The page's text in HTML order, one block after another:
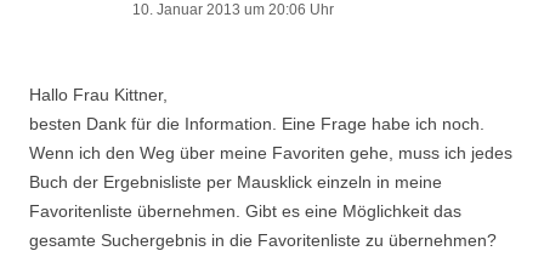
10. Januar 2013 um 20:06 Uhr
Hallo Frau Kittner,
besten Dank für die Information. Eine Frage habe ich noch.
Wenn ich den Weg über meine Favoriten gehe, muss ich jedes
Buch der Ergebnisliste per Mausklick einzeln in meine
Favoritenliste übernehmen. Gibt es eine Möglichkeit das
gesamte Suchergebnis in die Favoritenliste zu übernehmen?